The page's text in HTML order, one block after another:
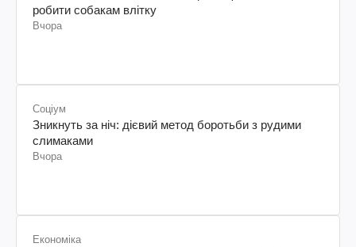
робити собакам влітку
Вчора
Соціум
Зникнуть за ніч: дієвий метод боротьби з рудими
слимаками
Вчора
Економіка